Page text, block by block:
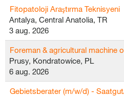
Fitopatoloji Araştırma Teknisyeni
Antalya, Central Anatolia, TR
3 aug. 2026
Foreman & agricultural machine
Prusy, Kondratowice, PL
6 aug. 2026
Gebietsberater (m/w/d) -